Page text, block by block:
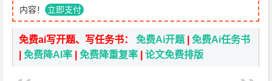
内容！ 立即支付
免费ai写开题、写任务书：免费Ai开题 |免费Ai任务书
|免费降AI率 |免费降重复率 |论文免费排版